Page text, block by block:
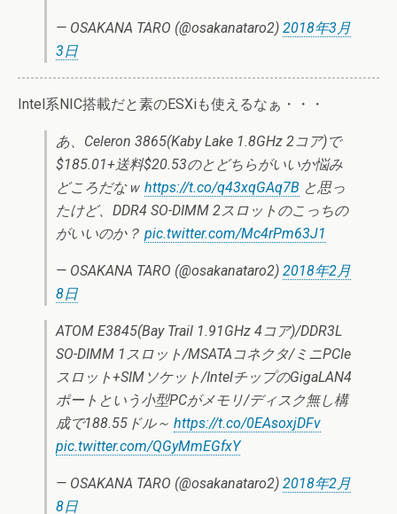
— OSAKANA TARO (@osakanataro2) 2018年3月
3日
Intel系NIC搭載だと素のESXiも使えるなぁ・・・
あ、Celeron 3865(Kaby Lake 1.8GHz 2コア)で
$185.01+送料$20.53のとどちらがいいか悩み
どころだなｗ https://t.co/q43xqGAq7B と思っ
たけど、DDR4 SO-DIMM 2スロットのこっちの
がいいのか？ pic.twitter.com/Mc4rPm63J1
— OSAKANA TARO (@osakanataro2) 2018年2月
8日
ATOM E3845(Bay Trail 1.91GHz 4コア)/DDR3L
SO-DIMM 1スロット/MSATAコネクタ/ミニPCIe
スロット+SIMソケット/IntelチップのGigaLAN4
ポートという小型PCがメモリ/ディスク無し構
成で188.55ドル～ https://t.co/0EAsoxjDFv
pic.twitter.com/QGyMmEGfxY
— OSAKANA TARO (@osakanataro2) 2018年2月
8日